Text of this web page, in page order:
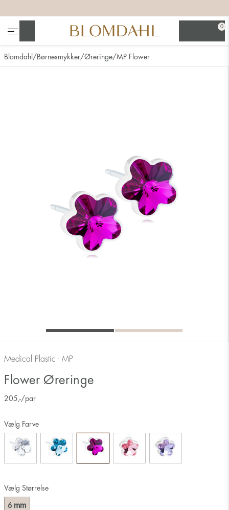
0
Blomdahl Børnesmykker Øreringe MP Flower
Medical Plastic - MP
Flower Øreringe
205 ,-/par
Vælg Størrelse
6 mm
Vælg Farve